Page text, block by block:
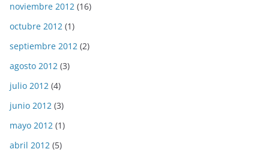
noviembre 2012 (16)
octubre 2012 (1)
septiembre 2012 (2)
agosto 2012 (3)
julio 2012 (4)
junio 2012 (3)
mayo 2012 (1)
abril 2012 (5)